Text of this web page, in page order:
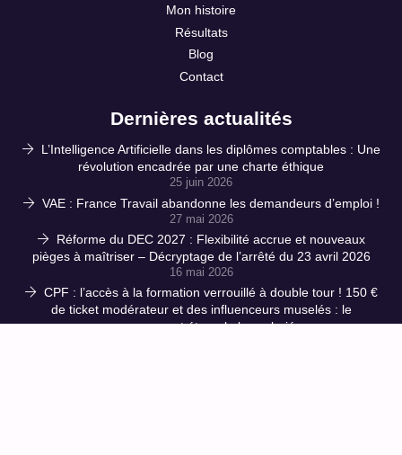
Mon histoire
Résultats
Blog
Contact
Dernières actualités
L’Intelligence Artificielle dans les diplômes comptables : Une
révolution encadrée par une charte éthique
25 juin 2026
VAE : France Travail abandonne les demandeurs d’emploi !
27 mai 2026
Réforme du DEC 2027 : Flexibilité accrue et nouveaux
pièges à maîtriser – Décryptage de l’arrêté du 23 avril 2026
16 mai 2026
CPF : l’accès à la formation verrouillé à double tour ! 150 €
de ticket modérateur et des influenceurs muselés : le
gouvernement étrangle les salariés